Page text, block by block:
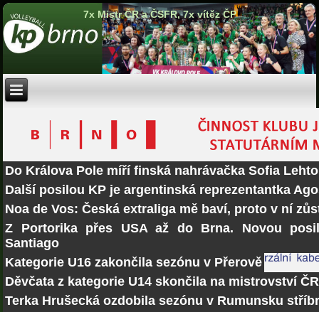
7x Mistr ČR a ČSFR, 7x vítěz ČP
Do Králova Pole míří finská nahrávačka Sofia Lehto
Další posilou KP je argentinská reprezentantka
Noa de Vos: Česká extraliga mě baví, proto v ní
Z Portorika přes USA až do Brna. Novou
Santiago
Kategorie U16 zakončila sezónu v Přerově
Děvčata z kategorie U14 skončila na mistrovství
Terka Hrušecká ozdobila sezónu v Rumunsku